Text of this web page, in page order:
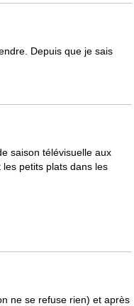
Depuis que je sais
saison télévisuelle aux
les petits plats dans les
ne se refuse rien) et après